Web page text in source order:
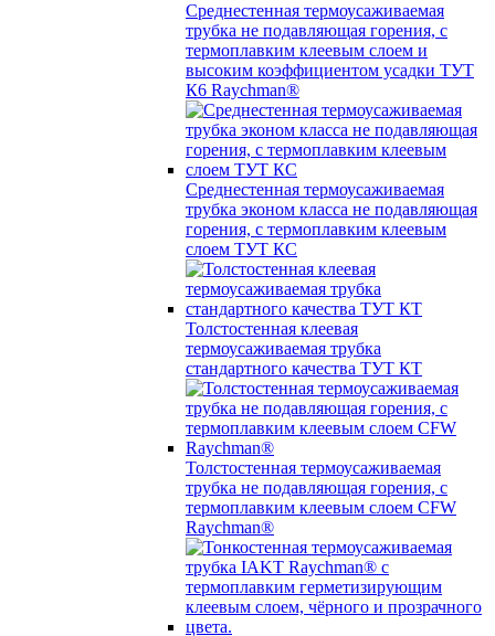
Среднестенная термоусаживаемая
трубка не подавляющая горения, с
термоплавким клеевым слоем и
высоким коэффициентом усадки ТУТ
К6 Raychman®
Среднестенная термоусаживаемая
трубка эконом класса не подавляющая
горения, с термоплавким клеевым
слоем ТУТ КС
Толстостенная клеевая
термоусаживаемая трубка
стандартного качества ТУТ КТ
Толстостенная термоусаживаемая
трубка не подавляющая горения, с
термоплавким клеевым слоем CFW
Raychman®